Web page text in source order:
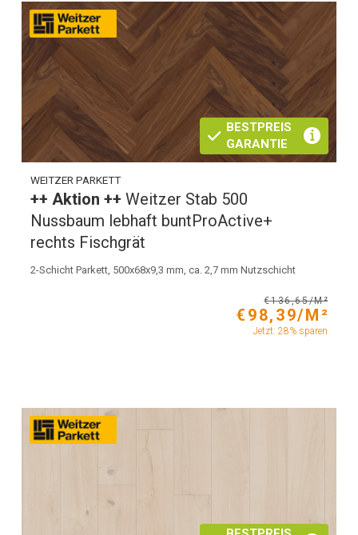
BESTPREIS
GARANTIE
WEITZER PARKETT
++ Aktion ++Weitzer Stab 500
Nussbaum lebhaft buntProActive+
rechts Fischgrät
2-Schicht Parkett, 500x68x9,3 mm, ca. 2,7 mm Nutzschicht
€136,65/M²
€98,39/M²
Jetzt: 28% sparen